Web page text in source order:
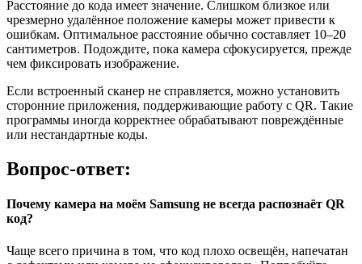
Расстояние до кода имеет значение. Слишком близкое или
чрезмерно удалённое положение камеры может привести к
ошибкам. Оптимальное расстояние обычно составляет 10–20
сантиметров. Подождите, пока камера сфокусируется, прежде
чем фиксировать изображение.
Если встроенный сканер не справляется, можно установить
сторонние приложения, поддерживающие работу с QR. Такие
программы иногда корректнее обрабатывают повреждённые
или нестандартные коды.
Вопрос-ответ:
Почему камера на моём Samsung не всегда распознаёт QR
код?
Чаще всего причина в том, что код плохо освещён, напечатан